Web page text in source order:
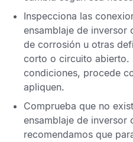
Inspecciona las
ensamblaje de inversor
de corrosión u otras
corto o circuito abierto.
condiciones, procede
apliquen.
Comprueba que no
ensamblaje de inversor
recomendamos que